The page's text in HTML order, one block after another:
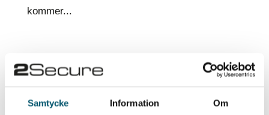
Samtycke Information Om
kommer...
Europas länder arbetar för att säkra
elpriserna. Europeiska energisäkerhetsrisker